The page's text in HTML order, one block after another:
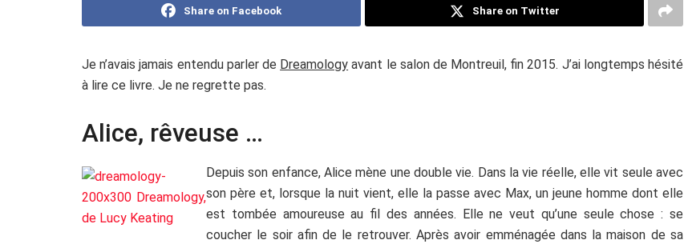
Share on Facebook Share on Twitter
Je n’avais jamais entendu parler de Dreamology avant le salon de Montreuil, fin 2015. J’ai longtemps hésité
à lire ce livre. Je ne regrette pas.
Alice, rêveuse …
Depuis son enfance, Alice mène une double vie. Dans la vie réelle, elle vit seule avec
son père et, lorsque la nuit vient, elle la passe avec Max, un jeune homme dont elle
est tombée amoureuse au fil des années. Elle ne veut qu’une seule chose : se
coucher le soir afin de le retrouver. Après avoir emménagée dans la maison de sa